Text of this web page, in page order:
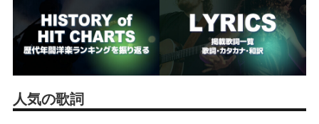
人気の歌詞